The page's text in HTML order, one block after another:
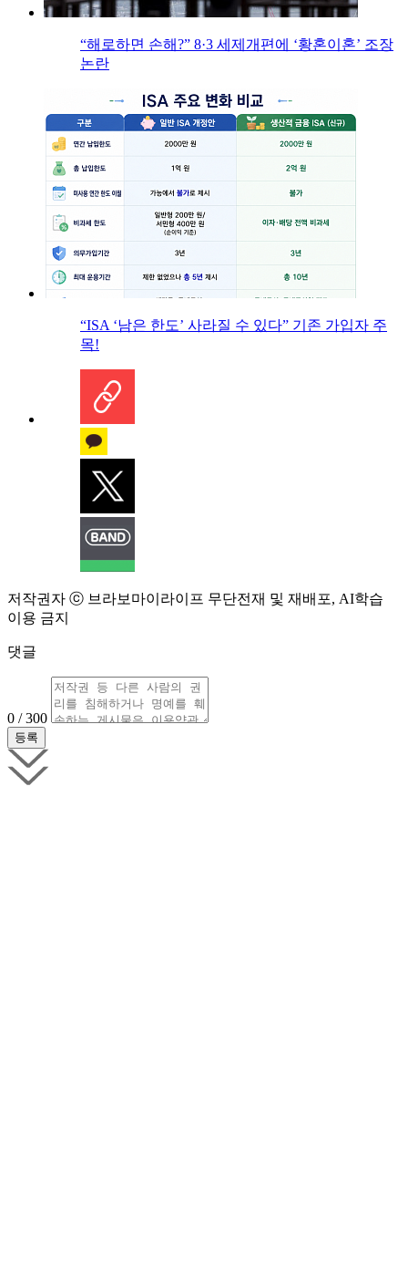
“해로하면 손해?” 8·3 세제개편에 ‘황혼이혼’ 조장
논란
“ISA ‘남은 한도’ 사라질 수 있다” 기존 가입자 주
목!
저작권자 ⓒ 브라보마이라이프 무단전재 및 재배포, AI학습
이용 금지
댓글
0 / 300